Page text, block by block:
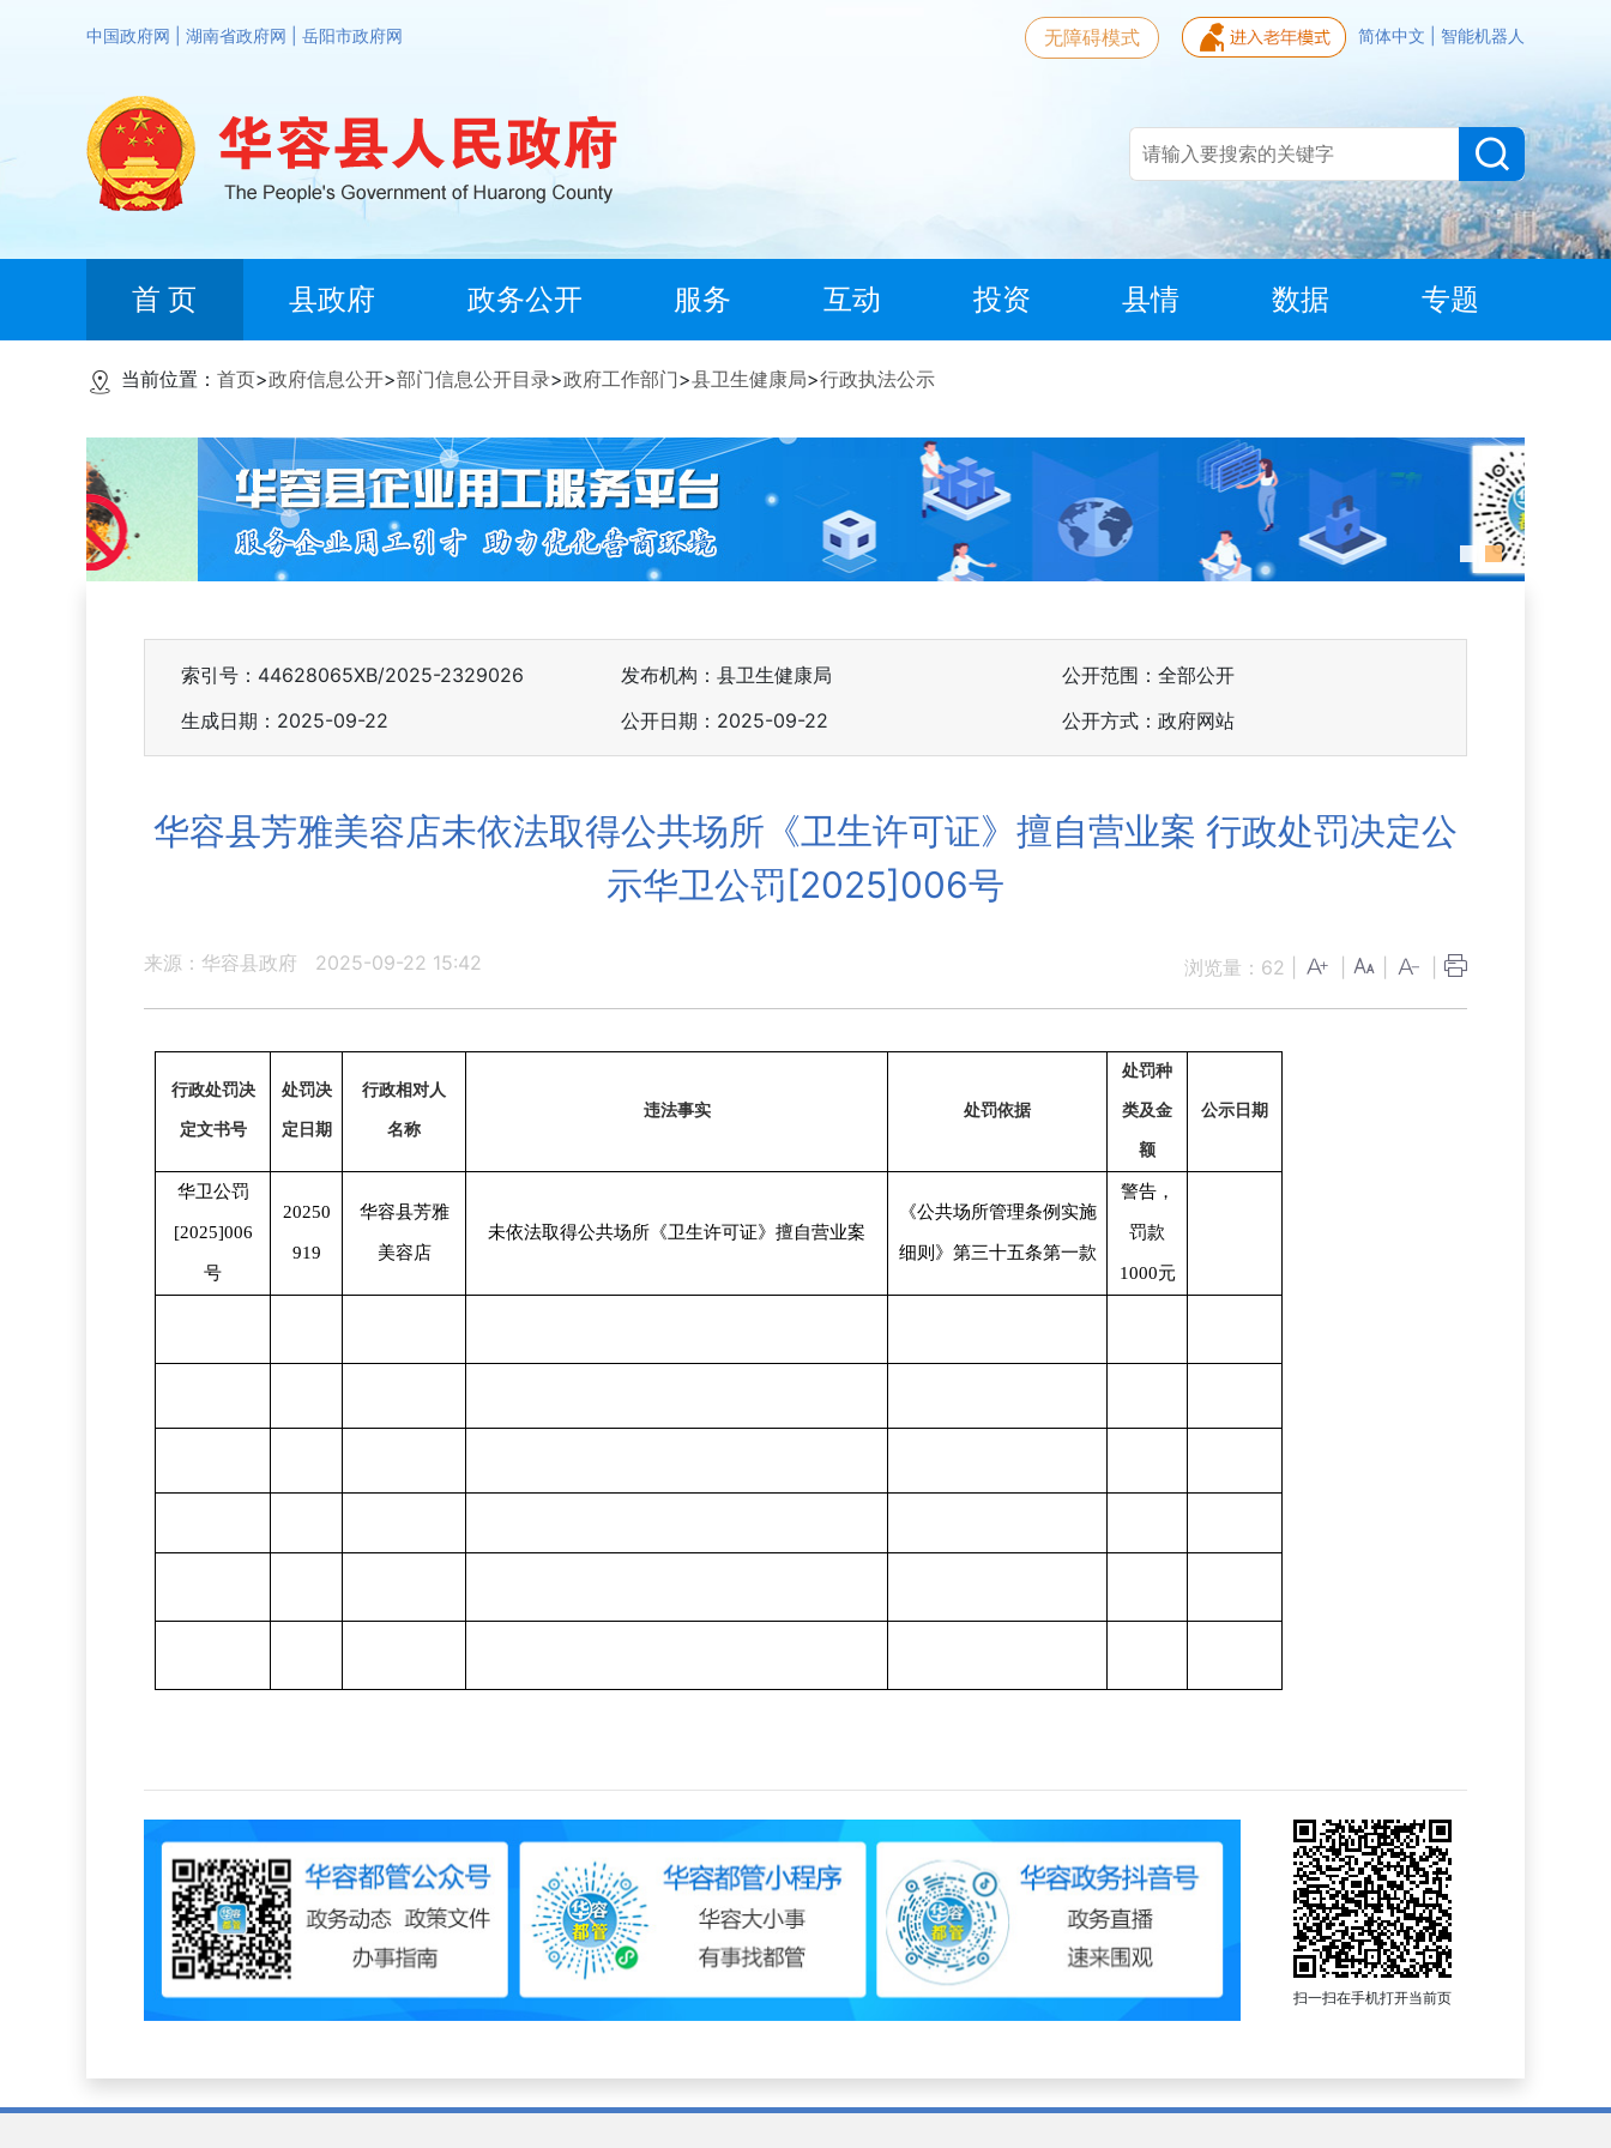
中国政府网 湖南省政府网 岳阳市政府网 简体中文 智能机器人
无障碍模式
首 页 县政府 政务公开 服务 互动 投资 县情 数据 专题
当前位置： 首页>政府信息公开>部门信息公开目录>政府工作部门>县卫生健康局>行政执法公示
索引号：44628065XB/2025-2329026 发布机构：县卫生健康局
公开范围：全部公开
生成日期：2025-09-22
公开日期：2025-09-22 公开方式：政府网站
华容县芳雅美容店未依法取得公共场所《卫生许可证》擅自营业案 行政处罚决定公
示华卫公罚[2025]006号
来源：华容县政府 2025-09-22 15:42 浏览量： 62
行政处罚决
定文书号
处罚决
定日期
行政相对人
名称
违法事实 处罚依据
处罚种
类及金
额
公示日期
华卫公罚
[2025]006
号
20250
919
华容县芳雅
美容店
未依法取得公共场所《卫生许可证》擅自营业案
《公共场所管理条例实施
细则》第三十五条第一款
警告，
罚款
1000元
扫一扫在手机打开当前页